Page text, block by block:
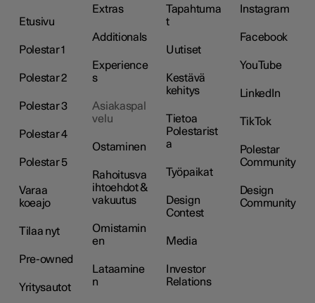
Etusivu
Polestar 1
Polestar 2
Polestar 3
Polestar 4
Polestar 5
Varaa
koeajo
Tilaa nyt
Pre-owned
Yritysautot
Extras
Additionals
Experience
s
Asiakaspal
velu
Ostaminen
Rahoitusva
ihtoehdot &
vakuutus
Omistamin
en
Lataamine
n
Tapahtuma
t
Uutiset
Kestävä
kehitys
Tietoa
Polestarist
a
Työpaikat
Design
Contest
Media
Investor
Relations
Instagram
Facebook
YouTube
LinkedIn
TikTok
Polestar
Community
Design
Community